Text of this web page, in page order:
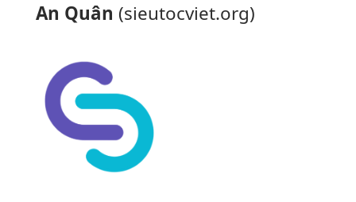
An Quân (sieutocviet.org)